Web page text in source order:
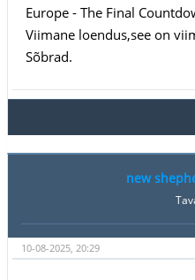
Europe - The Final
Viimane loendus,see on
Sõbrad.
new
10-08-2025, 20:29